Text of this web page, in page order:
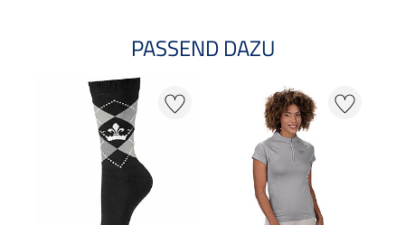
PASSEND DAZU